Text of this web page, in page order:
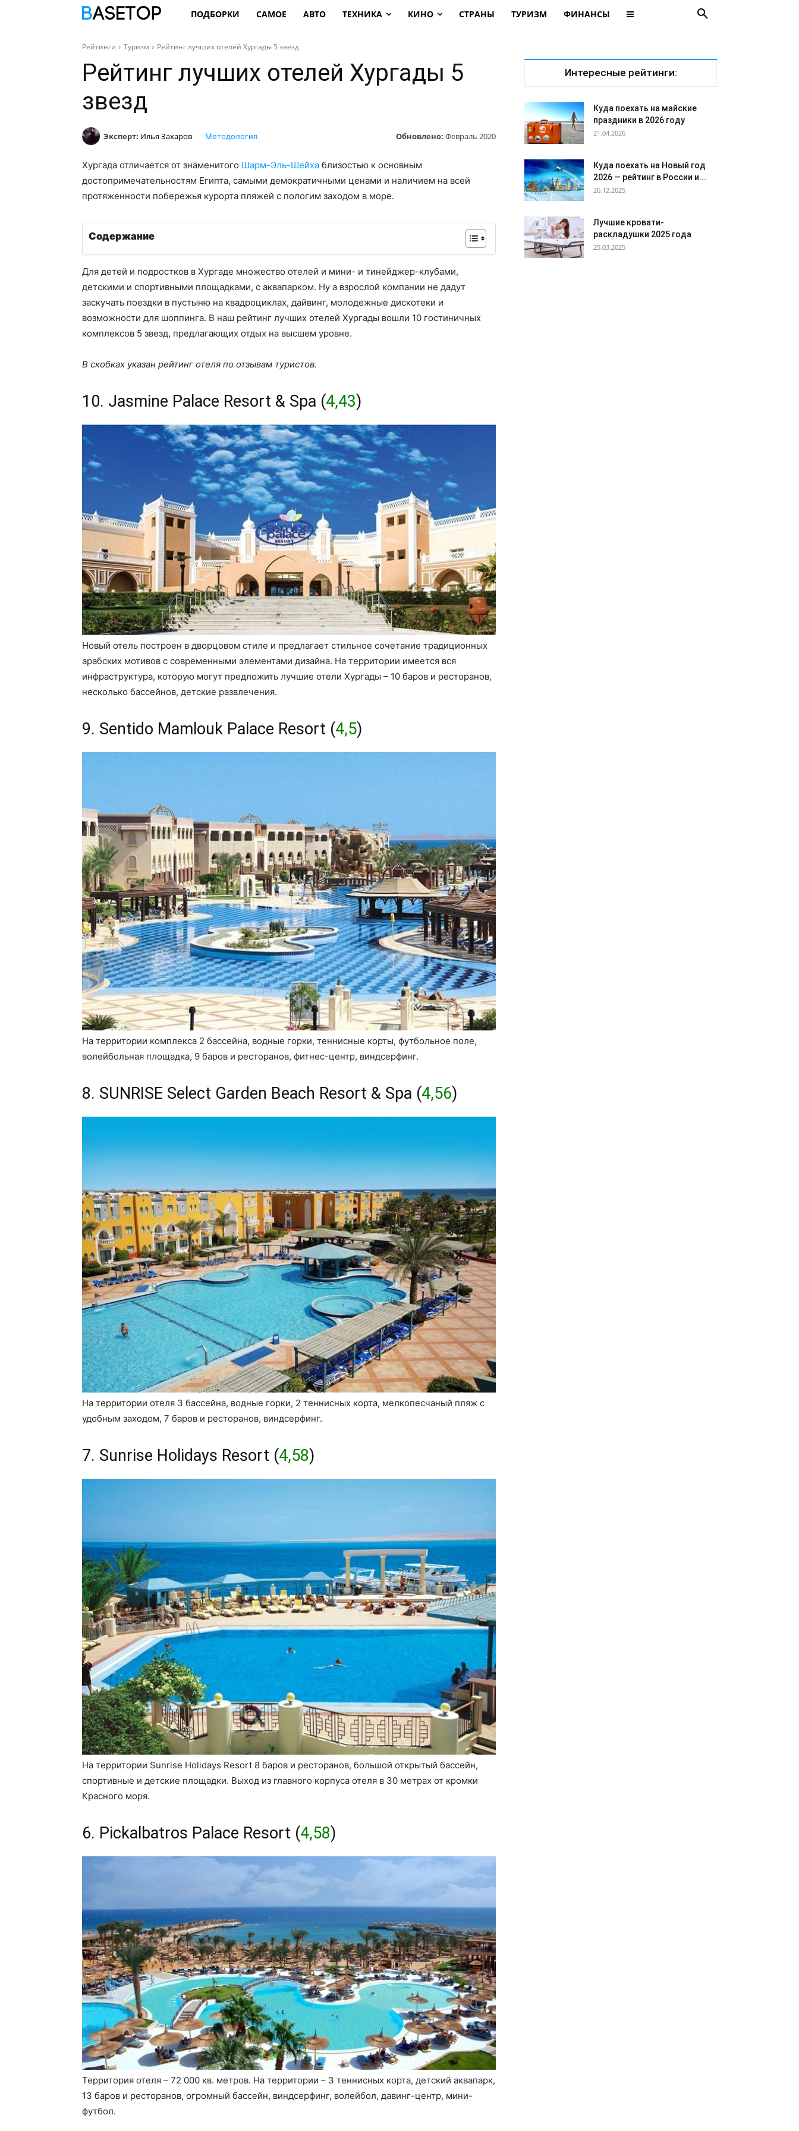
ПОДБОРКИ САМОЕ АВТО ТЕХНИКА КИНО СТРАНЫ ТУРИЗМ ФИНАНСЫ
Рейтинги Туризм Рейтинг лучших отелей Хургады 5 звезд
Рейтинг лучших отелей Хургады 5
звезд
Эксперт: Илья Захаров Обновлено: Февраль 2020
Методология
Хургада отличается от знаменитого Шарм-Эль-Шейха близостью к основным
достопримечательностям Египта, самыми демократичными ценами и наличием на всей
протяженности побережья курорта пляжей с пологим заходом в море.
Содержание
Для детей и подростков в Хургаде множество отелей и мини- и тинейджер-клубами,
детскими и спортивными площадками, с аквапарком. Ну а взрослой компании не дадут
заскучать поездки в пустыню на квадроциклах, дайвинг, молодежные дискотеки и
возможности для шоппинга. В наш рейтинг лучших отелей Хургады вошли 10 гостиничных
комплексов 5 звезд, предлагающих отдых на высшем уровне.
В скобках указан рейтинг отеля по отзывам туристов.
10. Jasmine Palace Resort & Spa (4,43)
Новый отель построен в дворцовом стиле и предлагает стильное сочетание традиционных
арабских мотивов с современными элементами дизайна. На территории имеется вся
инфраструктура, которую могут предложить лучшие отели Хургады – 10 баров и ресторанов,
несколько бассейнов, детские развлечения.
9. Sentido Mamlouk Palace Resort (4,5)
На территории комплекса 2 бассейна, водные горки, теннисные корты, футбольное поле,
волейбольная площадка, 9 баров и ресторанов, фитнес-центр, виндсерфинг.
8. SUNRISE Select Garden Beach Resort & Spa (4,56)
На территории отеля 3 бассейна, водные горки, 2 теннисных корта, мелкопесчаный пляж с
удобным заходом, 7 баров и ресторанов, виндсерфинг.
7. Sunrise Holidays Resort (4,58)
На территории Sunrise Holidays Resort 8 баров и ресторанов, большой открытый бассейн,
спортивные и детские площадки. Выход из главного корпуса отеля в 30 метрах от кромки
Красного моря.
6. Pickalbatros Palace Resort (4,58)
Территория отеля – 72 000 кв. метров. На территории – 3 теннисных корта, детский аквапарк,
13 баров и ресторанов, огромный бассейн, виндсерфинг, волейбол, давинг-центр, мини-
футбол.
Интересные рейтинги:
Куда поехать на майские
праздники в 2026 году
21.04.2026
Куда поехать на Новый год
2026 — рейтинг в России и...
26.12.2025
Лучшие кровати-
раскладушки 2025 года
25.03.2025